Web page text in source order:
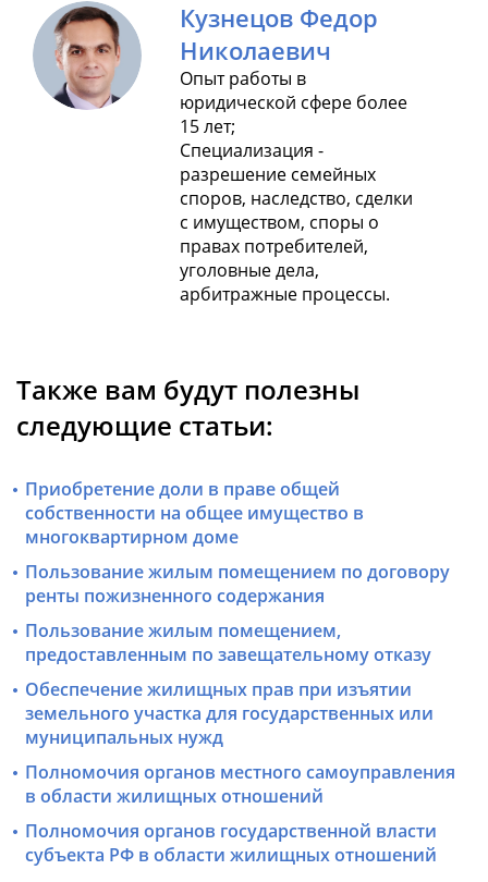
Кузнецов Федор
Николаевич
Опыт работы в
юридической сфере более
15 лет;
Специализация -
разрешение семейных
споров, наследство, сделки
с имуществом, споры о
правах потребителей,
уголовные дела,
арбитражные процессы.
Также вам будут полезны
следующие статьи:
Приобретение доли в праве общей
собственности на общее имущество в
многоквартирном доме
Пользование жилым помещением по договору
ренты пожизненного содержания
Пользование жилым помещением,
предоставленным по завещательному отказу
Обеспечение жилищных прав при изъятии
земельного участка для государственных или
муниципальных нужд
Полномочия органов местного самоуправления
в области жилищных отношений
Полномочия органов государственной власти
субъекта РФ в области жилищных отношений